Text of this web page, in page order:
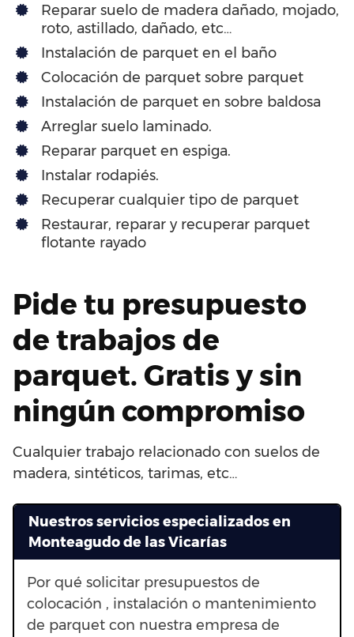
Reparar suelo de madera dañado, mojado,
roto, astillado, dañado, etc…
Instalación de parquet en el baño
Colocación de parquet sobre parquet
Instalación de parquet en sobre baldosa
Arreglar suelo laminado.
Reparar parquet en espiga.
Instalar rodapiés.
Recuperar cualquier tipo de parquet
Restaurar, reparar y recuperar parquet
flotante rayado
Pide tu presupuesto
de trabajos de
parquet. Gratis y sin
ningún compromiso
Cualquier trabajo relacionado con suelos de
madera, sintéticos, tarimas, etc…
Nuestros servicios especializados en
Monteagudo de las Vicarías
Por qué solicitar presupuestos de
colocación , instalación o mantenimiento
de parquet con nuestra empresa de